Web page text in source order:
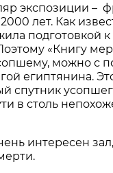
экспозиции –
лет. Как
подготовкой
«Книгу
можно с
египтянина.
спутник
в столь
интересен